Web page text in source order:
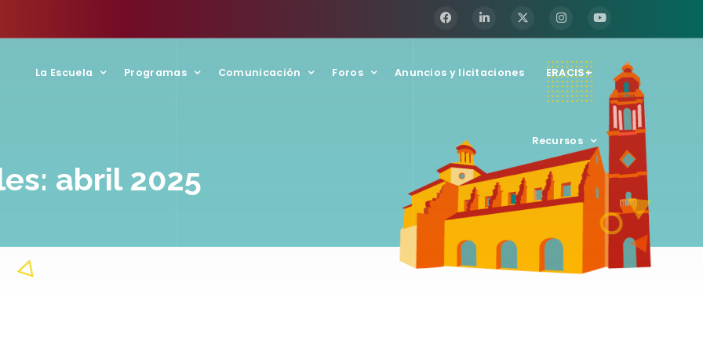
La Escuela Programas Comunicación Foros Anuncios y licitaciones ERACIS+
Recursos
abril 2025